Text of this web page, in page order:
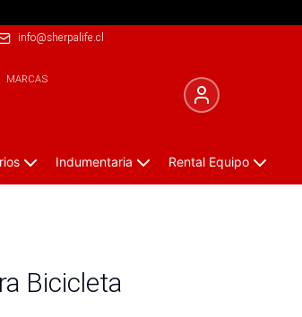
info@sherpalife.cl
MARCAS
Indumentaria Rental Equipo
Bicicleta